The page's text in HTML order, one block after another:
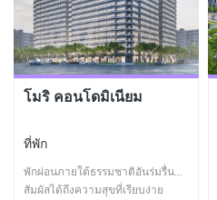
ถือเป็นโรงแรมที่พร้อมมอบสะดวก
สบายได้มากที่สุดกสำหรับผู้มาเข้า
ร่วมงานประชุม สัมมนา คอนเสิร์ต
และงานอีเว้นท์ที่ศูนย์แสดงสินค้า
และการประชุมอิมแพ็ค เมืองทอง
ธานี ลูกค้าที่เข้าพักสามารถเดินไป
ทางเชื่อมในร่ม ได้สะดวกสบาย
ให้บริการห้องพักจำนวน 380 ห้อง
แบ่งเป็นห้องพัก 3 รูปแบบ ได้แก่
โมริ คอนโดมิเนียม
ที่พัก
พักผ่อนภายใต้ธรรมชาติอันร่มรื่น...
สัมผัสได้ถึงความสุขที่เรียบง่าย